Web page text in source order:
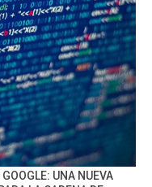
UNA NUEVA